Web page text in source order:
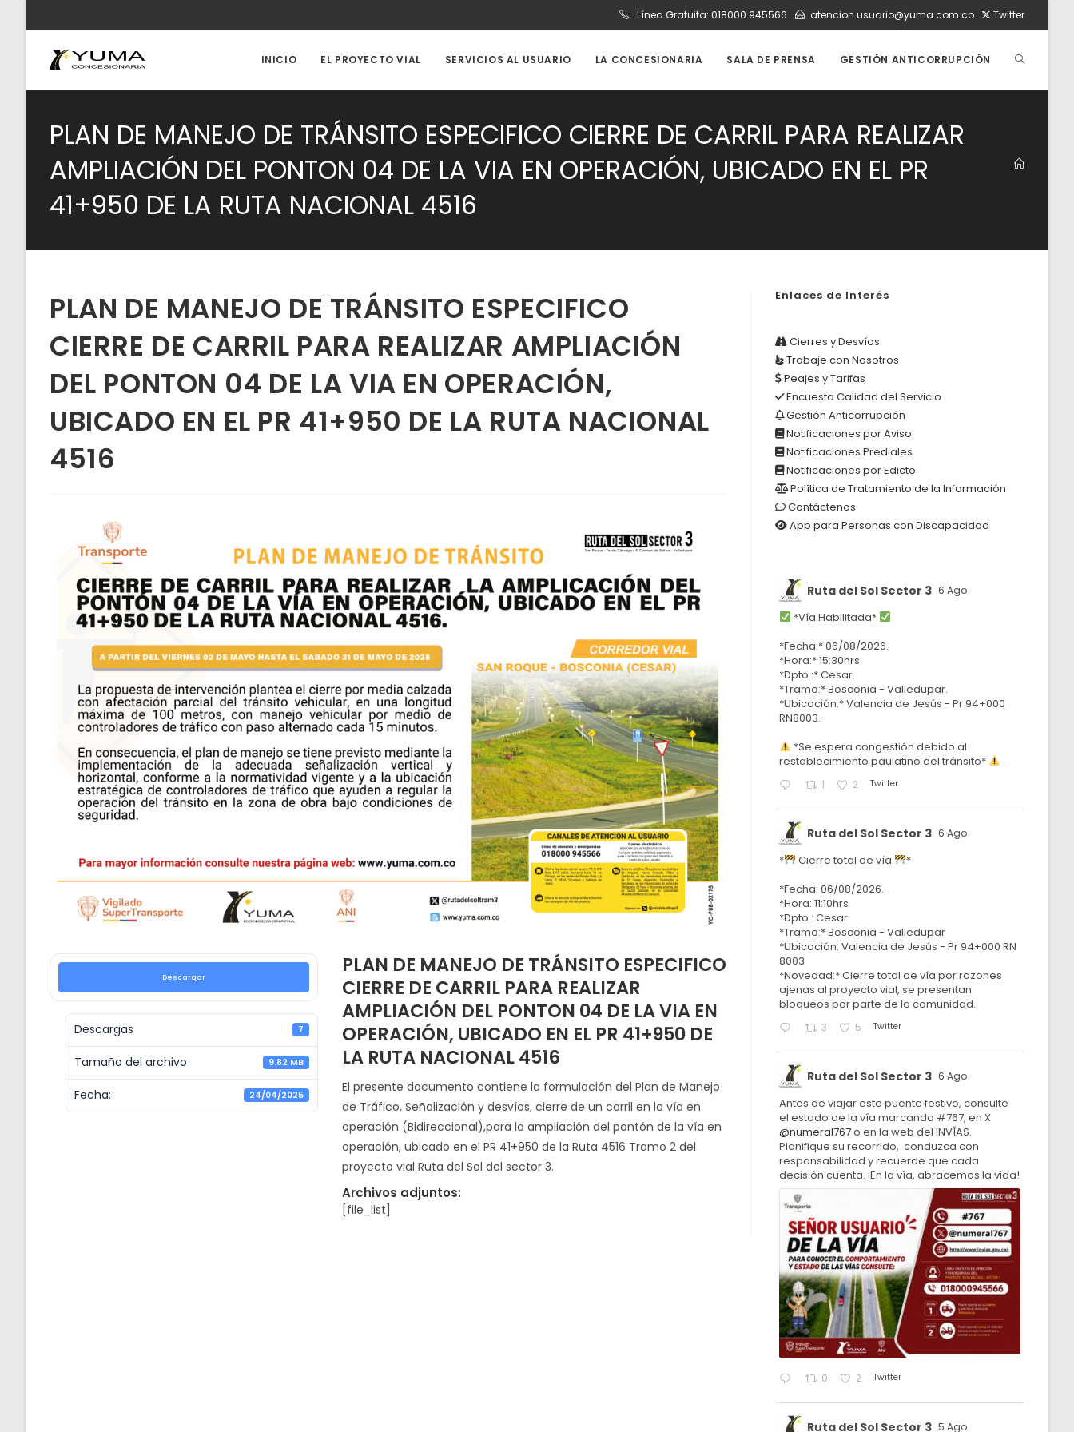
contenido
Línea Gratuita: 018000 945566 atencion.usuario@yuma.com.co Twitter
INICIO EL PROYECTO VIAL SERVICIOS AL USUARIO LA CONCESIONARIA SALA DE PRENSA GESTIÓN ANTICORRUPCIÓN ALTERNAR
PLAN DE MANEJO DE TRÁNSITO ESPECIFICO CIERRE DE CARRIL PARA REALIZAR
AMPLIACIÓN DEL PONTON 04 DE LA VIA EN OPERACIÓN, UBICADO EN EL PR
41+950 DE LA RUTA NACIONAL 4516
PLAN DE MANEJO DE TRÁNSITO ESPECIFICO
CIERRE DE CARRIL PARA REALIZAR AMPLIACIÓN
DEL PONTON 04 DE LA VIA EN OPERACIÓN,
UBICADO EN EL PR 41+950 DE LA RUTA NACIONAL
4516
Descargar
Descargas 7
Tamaño del archivo 9.82 MB
Fecha: 24/04/2025
PLAN DE MANEJO DE TRÁNSITO ESPECIFICO
CIERRE DE CARRIL PARA REALIZAR
AMPLIACIÓN DEL PONTON 04 DE LA VIA EN
OPERACIÓN, UBICADO EN EL PR 41+950 DE
LA RUTA NACIONAL 4516
El presente documento contiene la formulación del Plan de Manejo
de Tráfico, Señalización y desvíos, cierre de un carril en la vía en
operación (Bidireccional),para la ampliación del pontón de la vía en
operación, ubicado en el PR 41+950 de la Ruta 4516 Tramo 2 del
proyecto vial Ruta del Sol del sector 3.
Archivos adjuntos:
[file_list]
Enlaces de Interés
Cierres y Desvíos
Trabaje con Nosotros
Peajes y Tarifas
Encuesta Calidad del Servicio
Gestión Anticorrupción
Notificaciones por Aviso
Notificaciones Prediales
Notificaciones por Edicto
Política de Tratamiento de la Información
Contáctenos
App para Personas con Discapacidad
Ruta del Sol Sector 3 6 Ago
*Vía Habilitada*
*Fecha:* 06/08/2026.
*Hora:* 15:30hrs
*Dpto.:* Cesar.
*Tramo:* Bosconia - Valledupar.
*Ubicación:* Valencia de Jesús - Pr 94+000
RN8003.
*Se espera congestión debido al
restablecimiento paulatino del tránsito*
1 2 Twitter
Ruta del Sol Sector 3 6 Ago
* Cierre total de vía
*
*Fecha: 06/08/2026.
*Hora: 11:10hrs
*Dpto.: Cesar
*Tramo:* Bosconia - Valledupar
*Ubicación: Valencia de Jesús - Pr 94+000 RN
8003
*Novedad:* Cierre total de vía por razones
ajenas al proyecto vial, se presentan
bloqueos por parte de la comunidad.
3 5 Twitter
Ruta del Sol Sector 3 6 Ago
Antes de viajar este puente festivo, consulte
el estado de la vía marcando #767, en X
@numeral767o en la web del INVÍAS.
Planifique su recorrido, conduzca con
responsabilidad y recuerde que cada
decisión cuenta. ¡En la vía, abracemos la vida!
0 2 Twitter
Ruta del Sol Sector 3 5 Ago